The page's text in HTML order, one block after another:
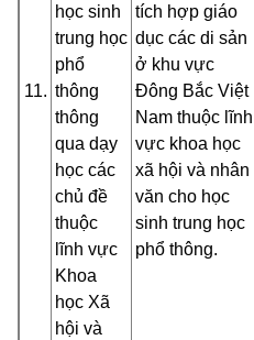
11.
học sinh
trung học
phổ
thông
thông
qua dạy
học các
chủ đề
thuộc
lĩnh vực
Khoa
học Xã
hội và
tích hợp giáo
dục các di sản
ở khu vực
Đông Bắc Việt
Nam thuộc lĩnh
vực khoa học
xã hội và nhân
văn cho học
sinh trung học
phổ thông.